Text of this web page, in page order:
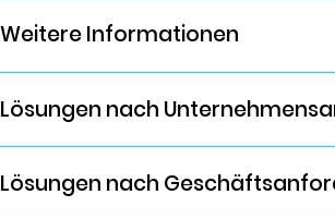
Weitere Informationen
Lösungen nach
Lösungen nach